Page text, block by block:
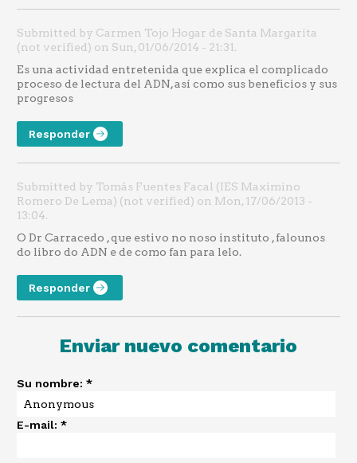
Submitted by Carmen Tojo Hogar de Santa Margarita
(not verified) on Sun, 01/06/2014 - 21:31.
Es una actividad entretenida que explica el complicado
proceso de lectura del ADN, así como sus beneficios y sus
progresos
Responder
Submitted by Tomás Fuentes Facal (IES Maximino
Romero De Lema) (not verified) on Mon, 17/06/2013 -
13:04.
O Dr Carracedo , que estivo no noso instituto , falounos
do libro do ADN e de como fan para lelo.
Responder
Enviar nuevo comentario
Su nombre: *
E-mail: *